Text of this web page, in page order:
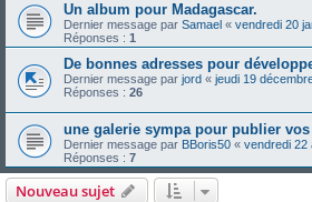
Un album pour Madagascar.
Dernier message par Samael « vendredi 20
Réponses : 1
De bonnes adresses pour
Dernier message par jord « jeudi 19
Réponses : 26
une galerie sympa pour publier
Dernier message par BBoris50 « vendredi 22
Réponses : 7
Nouveau sujet